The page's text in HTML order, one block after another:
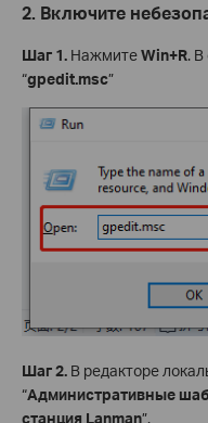
2. Включите
Шаг 1. НажмитеWin+R.
“gpedit.msc”
Шаг 2. В редакторе
“Административные
станция Lanman”.